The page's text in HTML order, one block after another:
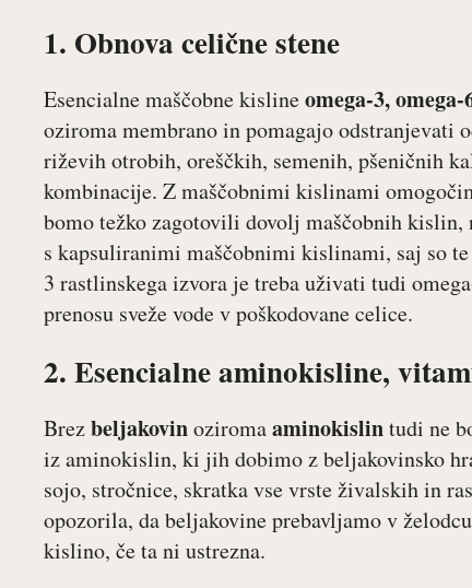
1. Obnova celične stene
Esencialne maščobne kislineomega-3, omega-
oziroma membrano in pomagajo odstranjevati
riževih otrobih, oreščkih, semenih, pšeničnih
kombinacije. Z maščobnimi kislinami
bomo težko zagotovili dovolj maščobnih
s kapsuliranimi maščobnimi kislinami, saj so
3 rastlinskega izvora je treba uživati tudi
prenosu sveže vode v poškodovane celice.
2. Esencialne aminokisline,
Brezbeljakovinoziromaaminokislintudi ne
iz aminokislin, ki jih dobimo z beljakovinsko
sojo, stročnice, skratka vse vrste živalskih in
opozorila, da beljakovine prebavljamo v
kislino, če ta ni ustrezna.